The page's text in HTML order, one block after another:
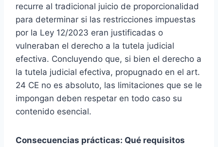
recurre al tradicional juicio de proporcionalidad
para determinar si las restricciones impuestas
por la Ley 12/2023 eran justificadas o
vulneraban el derecho a la tutela judicial
efectiva. Concluyendo que, si bien el derecho a
la tutela judicial efectiva, propugnado en el art.
24 CE no es absoluto, las limitaciones que se le
impongan deben respetar en todo caso su
contenido esencial.
Consecuencias prácticas: Qué requisitos